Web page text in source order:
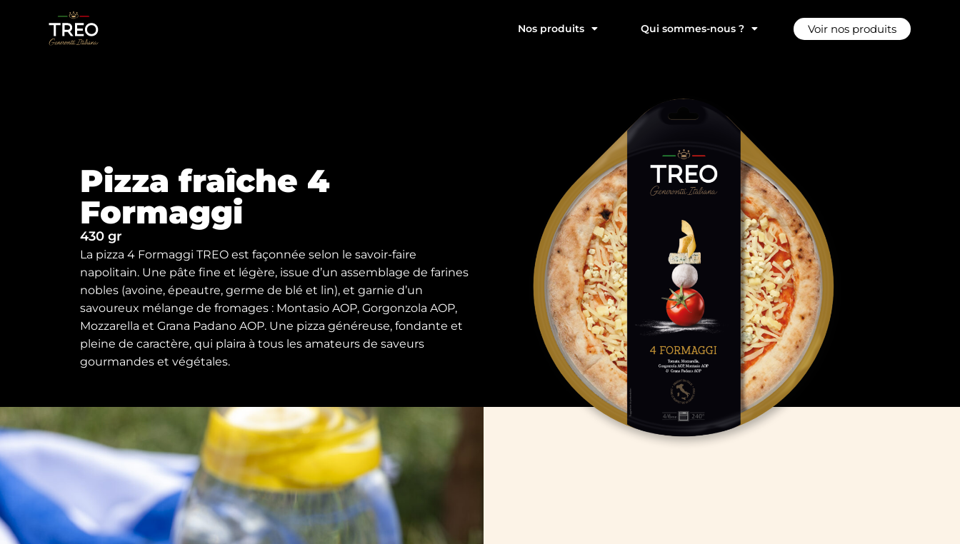
Nos produits Qui sommes-nous ? Voir nos produits
Pizza fraîche 4
Formaggi
430 gr
La pizza 4 Formaggi TREO est façonnée selon le savoir-faire
napolitain. Une pâte fine et légère, issue d’un assemblage de farines
nobles (avoine, épeautre, germe de blé et lin), et garnie d’un
savoureux mélange de fromages : Montasio AOP, Gorgonzola AOP,
Mozzarella et Grana Padano AOP. Une pizza généreuse, fondante et
pleine de caractère, qui plaira à tous les amateurs de saveurs
gourmandes et végétales.